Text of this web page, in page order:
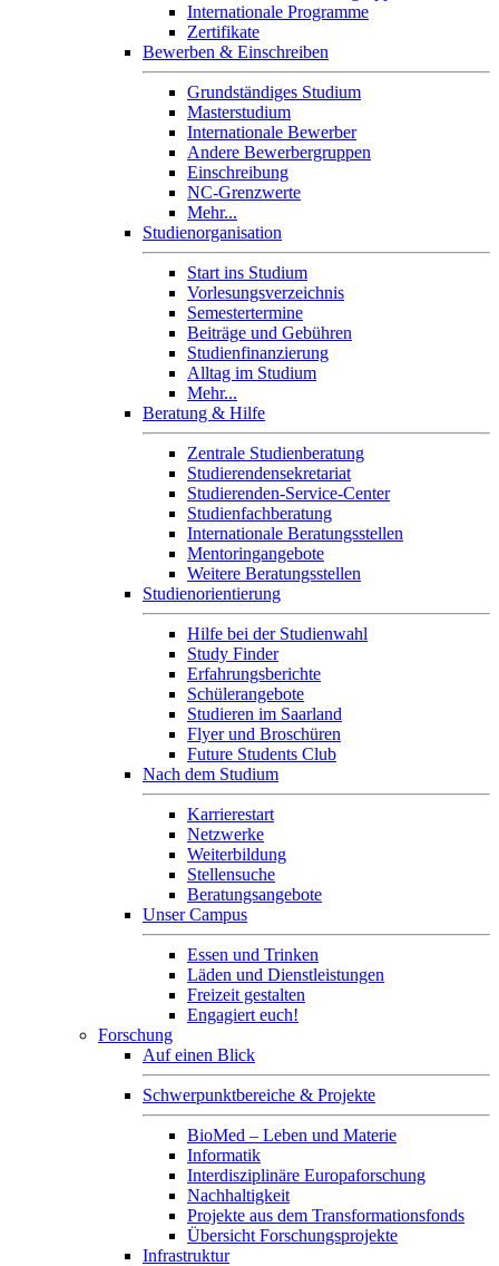
Internationale Programme
Zertifikate
Bewerben & Einschreiben
Grundständiges Studium
Masterstudium
Internationale Bewerber
Andere Bewerbergruppen
Einschreibung
NC-Grenzwerte
Mehr...
Studienorganisation
Start ins Studium
Vorlesungsverzeichnis
Semestertermine
Beiträge und Gebühren
Studienfinanzierung
Alltag im Studium
Mehr...
Beratung & Hilfe
Zentrale Studienberatung
Studierendensekretariat
Studierenden-Service-Center
Studienfachberatung
Internationale Beratungsstellen
Mentoringangebote
Weitere Beratungsstellen
Studienorientierung
Hilfe bei der Studienwahl
Study Finder
Erfahrungsberichte
Schülerangebote
Studieren im Saarland
Flyer und Broschüren
Future Students Club
Nach dem Studium
Karrierestart
Netzwerke
Weiterbildung
Stellensuche
Beratungsangebote
Unser Campus
Essen und Trinken
Läden und Dienstleistungen
Freizeit gestalten
Engagiert euch!
Forschung
Auf einen Blick
Schwerpunktbereiche & Projekte
BioMed – Leben und Materie
Informatik
Interdisziplinäre Europaforschung
Nachhaltigkeit
Projekte aus dem Transformationsfonds
Übersicht Forschungsprojekte
Infrastruktur